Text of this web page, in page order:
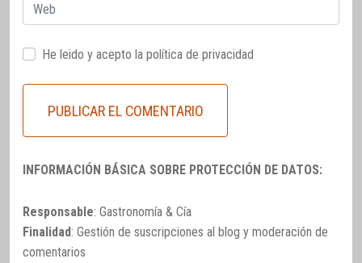
Web
He leido y acepto la política de privacidad
INFORMACIÓN BÁSICA SOBRE PROTECCIÓN DE DATOS:
Responsable: Gastronomía & Cía
Finalidad: Gestión de suscripciones al blog y moderación de
comentarios